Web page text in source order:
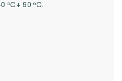
ºC+ 90 ºC.